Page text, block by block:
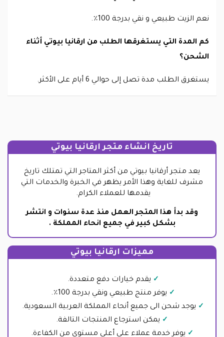
نعم الزيت طبيعي و نقي بدرجة 100٪.
كم المدة التي يستغرقها الطلب من ارقانيا بيوتي أثناء
الشحن؟
يستغرق الطلب مدة تصل إلى حوالي 6 أيام على الأكثر.
تاريخ انشاء متجر ارقانيا بيوتي
يعد متجر أرقانيا بيوتي من أكثر المتاجر التي تمتلك تاريخ
مشرف للغاية وهذا الأمر يظهر في الخبرة والخدمات التي
يقدمها للعملاء الكرام.
وقد بدأ هذا المتجر العمل منذ عدة سنوات و انتشر
بشكل كبير في جميع انحاء المملكة .
مميزات ارقانيا بيوتي
يقدم خيارات دفع متعددة.
يوفر منتج طبيعي ونقي بدرجة 100٪.
يوجد شحن الى جميع أنحاء المملكة العربية السعودية.
يمكن استرجاع المنتجات التالفة.
يوفر خدمة عملاء على أعلى مستوى من الكفاءة.